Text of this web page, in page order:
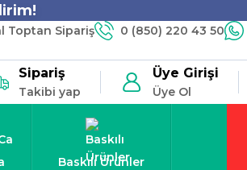
Toptan Sipariş 0 (850) 220 43 50
Sipariş
Takibi yap
Üye Girişi
Üye Ol
Baskılı Ürünler